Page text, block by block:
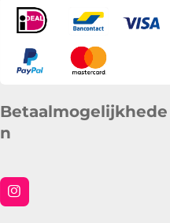
Betaalmogelijkhede
n
I
n